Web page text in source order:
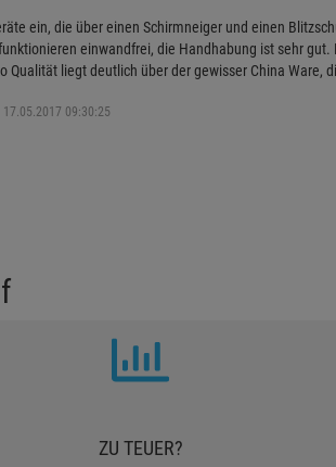
ein, die über einen Schirmneiger und einen
einwandfrei, die Handhabung ist sehr
liegt deutlich über der gewisser China Ware,
09:30:25
ZU TEUER?